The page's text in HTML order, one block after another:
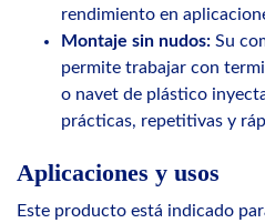
rendimiento en
Montaje sin nudos: Su
permite trabajar con
o navet de plástico
prácticas, repetitivas y
Aplicaciones y usos
Este producto está indicado